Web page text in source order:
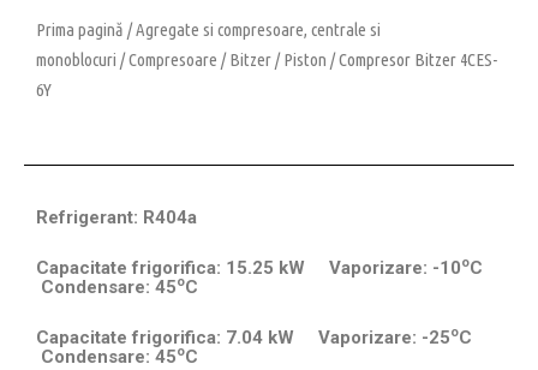
Prima pagină /Agregate si compresoare, centrale si
monoblocuri /Compresoare /Bitzer/Piston / Compresor Bitzer 4CES-
6Y
Refrigerant: R404a
Capacitate frigorifica: 15.25 kW Vaporizare: -10oC
Condensare: 45oC
Capacitate frigorifica: 7.04 kW Vaporizare: -25oC
Condensare: 45oC